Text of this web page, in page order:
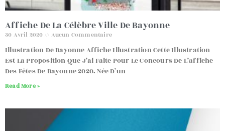
Affiche De La Célèbre Ville De Bayonne
30 Avril 2020 Aucun Commentaire
Illustration De Bayonne Affiche Illustration Cette Illustration
Est La Proposition Que J’ai Faite Pour Le Concours De L’affiche
Des Fêtes De Bayonne 2020. Née D’un
Read More »